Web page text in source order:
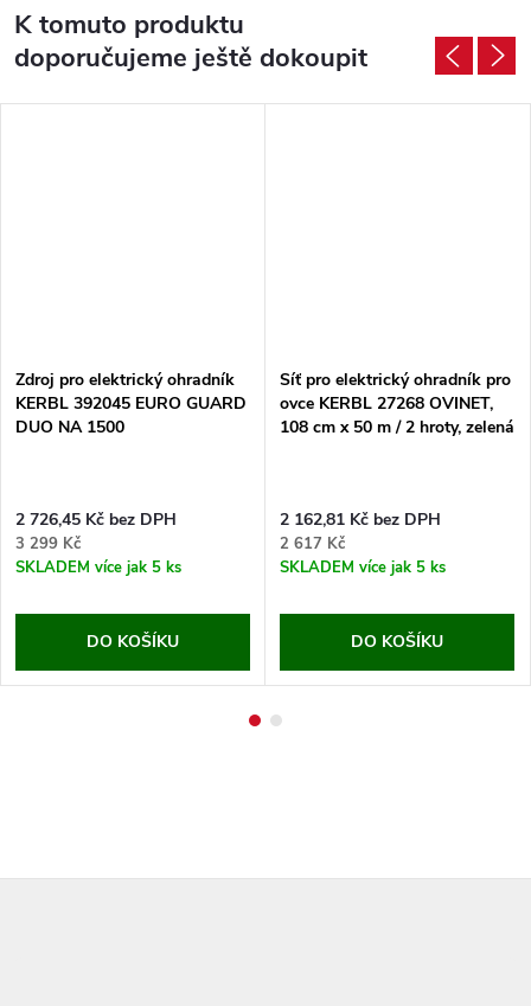
K tomuto produktu
doporučujeme ještě dokoupit
Zdroj pro elektrický ohradník
KERBL 392045 EURO GUARD
DUO NA 1500
2 726,45 Kč bez DPH
3 299 Kč
SKLADEM více jak 5 ks
DO KOŠÍKU
Síť pro elektrický ohradník pro
ovce KERBL 27268 OVINET,
108 cm x 50 m / 2 hroty, zelená
2 162,81 Kč bez DPH
2 617 Kč
SKLADEM více jak 5 ks
DO KOŠÍKU